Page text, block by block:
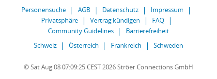
Personensuche AGB Datenschutz
Impressum
Privatsphäre
Vertrag kündigen
FAQ
Community Guidelines
Barrierefreiheit
Schweiz
Österreich Frankreich Schweden
© Sat Aug 08 07:09:25 CEST 2026 Ströer Connections GmbH